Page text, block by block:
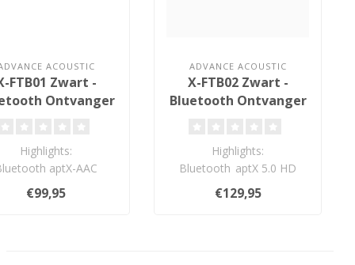
ACOUSTIC
FTB01 Zwart -
Ontvanger
Highlights:
aptX-AAC
(24bit/48kHz)
in CD-kwaliteit
€99,95
ADVANCE ACOUSTIC
X-FTB02 Zwart -
Bluetooth Ontvanger
Highlights:
Bluetooth aptX 5.0 HD
resolutie (24bit/48kHz)
SPDIF Direct Pat..
€129,95